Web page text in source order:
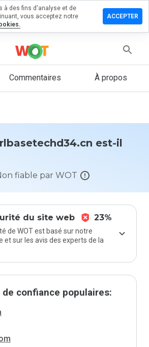
Commentaires À propos
est-il
fiable par WOT
du site web 23%
de WOT est basé sur notre
et sur les avis des experts de la
confiance populaires:
à des fins d'analyse et de
vous acceptez notre
ACCEPTER